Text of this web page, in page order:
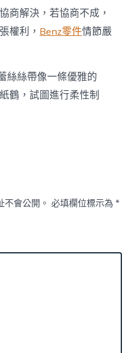
商解決，若協商不成，
權利， Benz零件情節嚴
絲絲帶像一條優雅的
鶴，試圖進行柔性制
會公開。 必填欄位標示為*